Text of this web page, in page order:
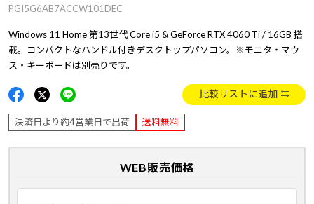
PGI5G6AB7ACCW101DEC
Windows 11 Home 第13世代 Core i5 & GeForce RTX 4060 Ti / 16GB 搭
載。コンパクトなハンドル付きデスクトップパソコン。※モニタ・マウ
ス・キーボードは別売りです。
比較リストに追加
決済日より約4営業日で出荷 送料無料
WEB販売価格